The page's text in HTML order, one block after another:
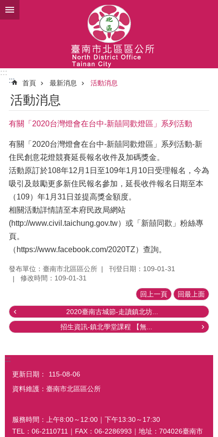
跳到主要內容區塊
:::
:::
首頁 最新消息 活動消息
活動消息
有關「2020台灣燈會在台中-新囍同歡燈區」系列活動
有關「2020台灣燈會在台中-新囍同歡燈區」系列活動-新
住民創意花燈競賽延長報名收件及加碼獎金。
活動原訂於108年12月1日至109年1月10日受理報名，今為
吸引及鼓勵更多新住民報名參加，延長收件報名日期至本
（109）年1月31日並提高獎金額度。
相關活動詳情請至本府民政局網站
(http://www.civil.taichung.gov.tw）或「新囍同歡」粉絲專
頁。
（https://www.facebook.com/2020TZ）查詢。
發布單位：臺南市北區區公所
刊登日期：109-01-31
修改時間：109-01-31
回上一頁 回最上面
2020臺南古城節-走讀鎮北坊...
招生資訊-鎮北學堂課程 【無...
:::
更新日期：
115-08-06
資料維護：臺南市北區區公所
服務時間：上午8:00～12:00｜下午13:30～17:30
TEL：06-2110711｜FAX：06-2286993｜地址：704026臺南市